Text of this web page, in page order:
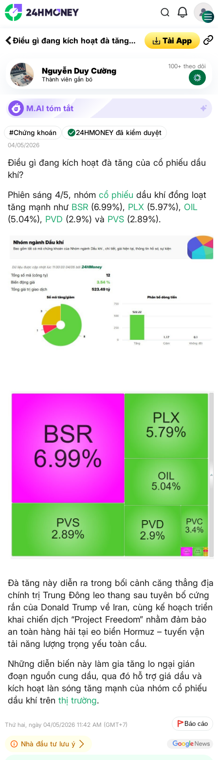
Điều gì đang kích hoạt đà tăng
Tải App
Nguyễn Duy Cường
Thành viên gắn bó
100+ theo dõi
M.AI tóm tắt
#Chứng khoán 24HMONEY đã kiểm duyệt
04/05/2026
Điều gì đang kích hoạt đà tăng của cổ phiếu dầu
khí?
Phiên sáng 4/5, nhóm cổ phiếu dầu khí đồng loạt
tăng mạnh như BSR (6.99%), PLX (5.97%), OIL
(5.04%), PVD (2.9%) và PVS (2.89%).
Đà tăng này diễn ra trong bối cảnh căng thẳng địa
chính trị Trung Đông leo thang sau tuyên bố cứng
rắn của Donald Trump về Iran, cùng kế hoạch triển
khai chiến dịch “Project Freedom” nhằm đảm bảo
an toàn hàng hải tại eo biển Hormuz – tuyến vận
tải năng lượng trọng yếu toàn cầu.
Những diễn biến này làm gia tăng lo ngại gián
đoạn nguồn cung dầu, qua đó hỗ trợ giá dầu và
kích hoạt làn sóng tăng mạnh của nhóm cổ phiếu
dầu khí trên thị trường.
Thứ hai, ngày 04/05/2026 11:42 AM (GMT+7) Báo cáo
Nhà đầu tư lưu ý